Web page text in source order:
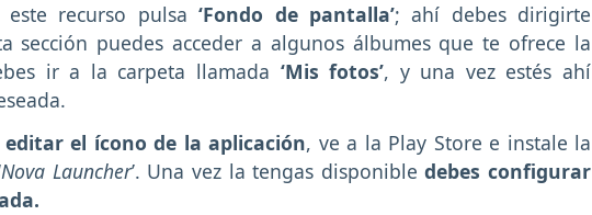
recurso pulsa ‘Fondo de pantalla’; ahí debes dirigirte
sección puedes acceder a algunos álbumes que te ofrece la
ir a la carpeta llamada ‘Mis fotos’, y una vez estés ahí
editar el ícono de la aplicación, ve a la Play Store e instale la
Nova Launcher’. Una vez la tengas disponible debes configurar